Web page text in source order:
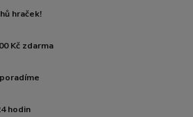
hraček!
Kč zdarma
hodin